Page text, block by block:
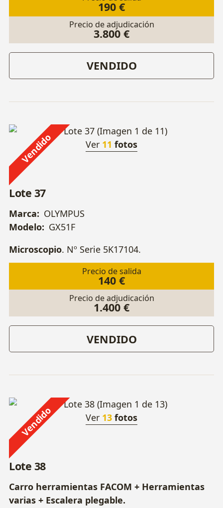
190 €
Precio de adjudicación
3.800 €
VENDIDO
Vendido Ver 11 fotos
Lote 37
Marca: OLYMPUS
Modelo: GX51F
Microscopio. Nº Serie 5K17104.
Precio de salida
140 €
Precio de adjudicación
1.400 €
VENDIDO
Vendido Ver 13 fotos
Lote 38
Carro herramientas FACOM + Herramientas
varias + Escalera plegable.